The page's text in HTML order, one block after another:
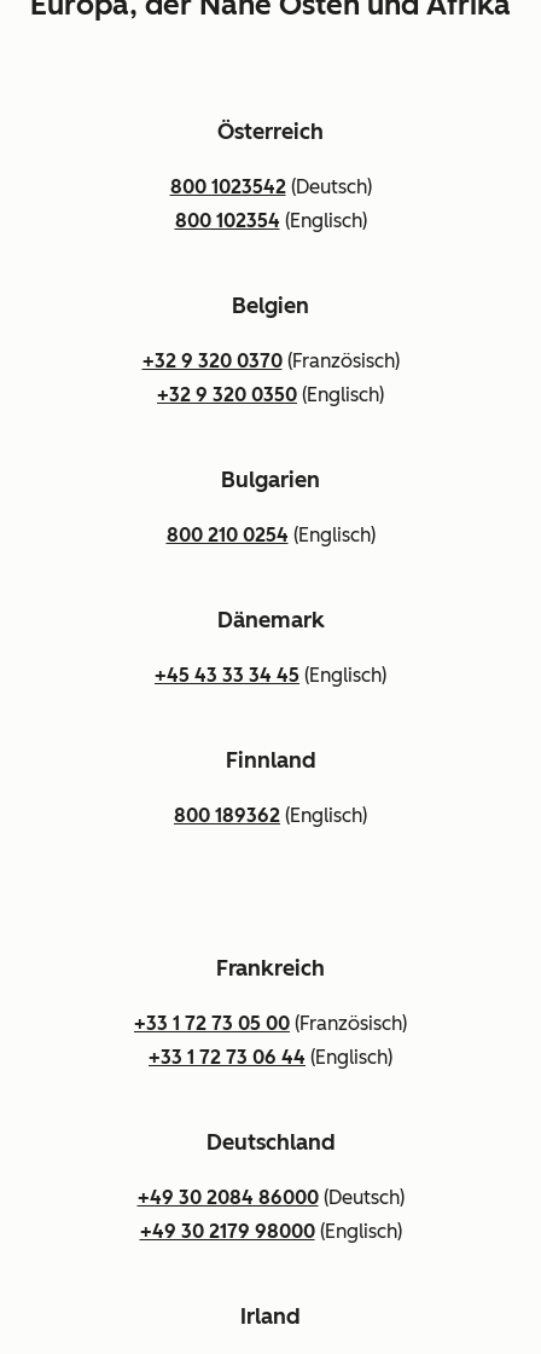
Österreich
800 1023542(Deutsch)
800 102354 (Englisch)
Belgien
+32 9 320 0370(Französisch)
+32 9 320 0350 (Englisch)
Bulgarien
800 210 0254 (Englisch)
Dänemark
+45 43 33 34 45 (Englisch)
Finnland
800 189362 (Englisch)
Frankreich
+33 1 72 73 05 00 (Französisch)
+33 1 72 73 06 44 (Englisch)
Deutschland
+49 30 2084 86000(Deutsch)
+49 30 2179 98000(Englisch)
Irland